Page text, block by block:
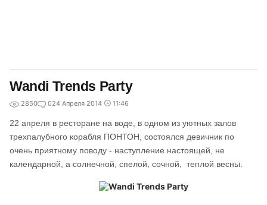
Wandi Trends Party
2850 024 Апреля 2014 11:46
22 апреля в ресторане на воде, в одном из уютных залов
трехпалубного корабля ПОНТОН, состоялся девичник по
очень приятному поводу - наступление настоящей, не
календарной, а солнечной, спелой, сочной, теплой весны.